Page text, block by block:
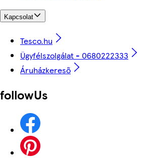
Kapcsolat
Tesco.hu
Ügyfélszolgálat - 0680222333
Áruházkereső
followUs